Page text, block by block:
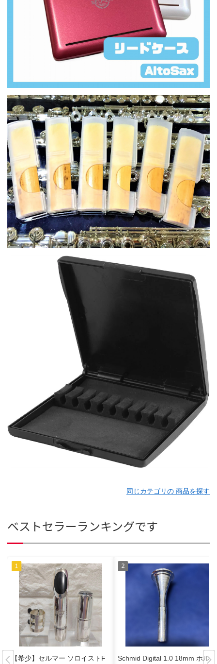
同じカテゴリの 商品を探す
ベストセラーランキングです
【希少】セルマー ソロイストF
Schmid Digital 1.0 18mm ホルン